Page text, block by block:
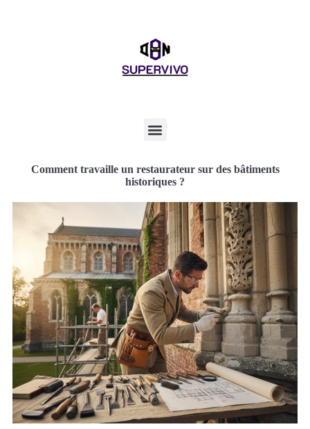
Comment travaille un restaurateur sur des bâtiments
historiques ?